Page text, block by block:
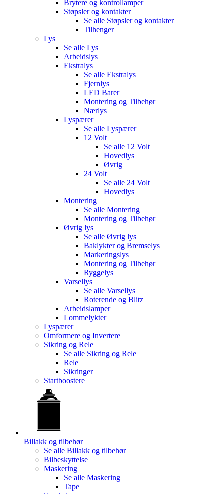
Brytere og kontrollamper
Støpsler og kontakter
Se alle Støpsler og kontakter
Tilhenger
Lys
Se alle Lys
Arbeidslys
Ekstralys
Se alle Ekstralys
Fjernlys
LED Barer
Montering og Tilbehør
Nærlys
Lyspærer
Se alle Lyspærer
12 Volt
Se alle 12 Volt
Hovedlys
Øvrig
24 Volt
Se alle 24 Volt
Hovedlys
Montering
Se alle Montering
Montering og Tilbehør
Øvrig lys
Se alle Øvrig lys
Baklykter og Bremselys
Markeringslys
Montering og Tilbehør
Ryggelys
Varsellys
Se alle Varsellys
Roterende og Blitz
Arbeidslamper
Lommelykter
Lyspærer
Omformere og Invertere
Sikring og Rele
Se alle Sikring og Rele
Rele
Sikringer
Startboostere
Billakk og tilbehør
Se alle Billakk og tilbehør
Bilbeskyttelse
Maskering
Se alle Maskering
Tape